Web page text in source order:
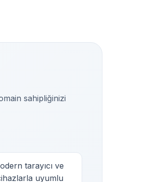
sahipliğinizi
tarayıcı ve
uyumlu